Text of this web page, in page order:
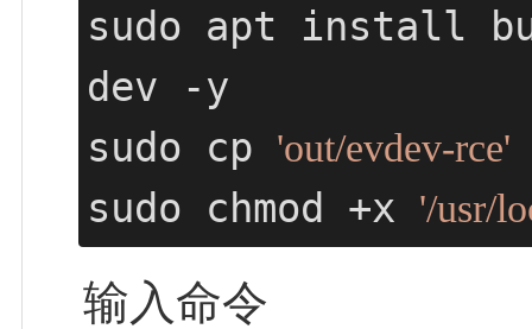
sudo apt install
dev -y
sudo cp 'out/evdev-rce'
sudo chmod +x '/usr/
输入命令